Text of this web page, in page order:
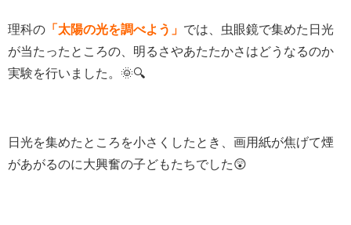
理科の 「太陽の光を調べよう」 では、虫眼鏡で集めた日光
が当たったところの、明るさやあたたかさはどうなるのか
実験を行いました。🌞🔍
日光を集めたところを小さくしたとき、画用紙が焦げて煙
があがるのに大興奮の子どもたちでした😲